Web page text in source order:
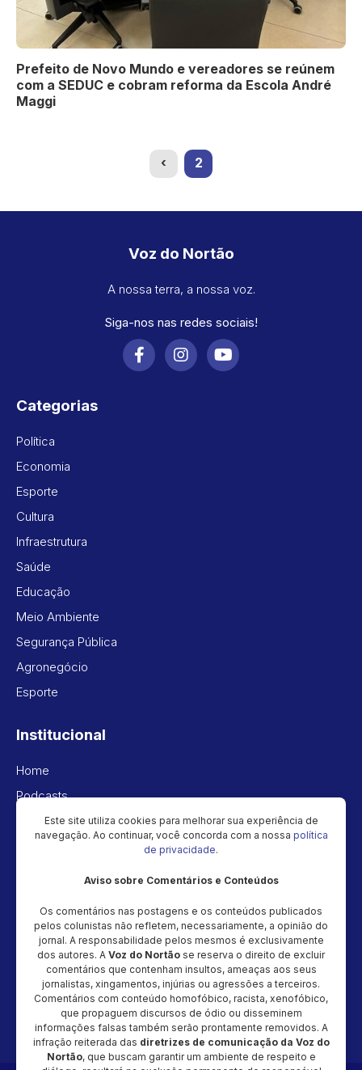
Prefeito de Novo Mundo e vereadores se reúnem
com a SEDUC e cobram reforma da Escola André
Maggi
‹ 2(current)
Voz do Nortão
A nossa terra, a nossa voz.
Siga-nos nas redes sociais!
Categorias
Política
Economia
Esporte
Cultura
Infraestrutura
Saúde
Educação
Meio Ambiente
Segurança Pública
Agronegócio
Esporte
Institucional
Home
Podcasts
Vídeos
Política de privacidade
Newsletter
Cadastre seu e-mail e receba as novidades!
Cadastrar
Este site utiliza cookies para melhorar sua experiência de
navegação. Ao continuar, você concorda com a nossa política
de privacidade.
Aviso sobre Comentários e Conteúdos
Os comentários nas postagens e os conteúdos publicados
pelos colunistas não refletem, necessariamente, a opinião do
jornal. A responsabilidade pelos mesmos é exclusivamente
dos autores. A Voz do Nortão se reserva o direito de excluir
comentários que contenham insultos, ameaças aos seus
jornalistas, xingamentos, injúrias ou agressões a terceiros.
Comentários com conteúdo homofóbico, racista, xenofóbico,
que propaguem discursos de ódio ou disseminem
informações falsas também serão prontamente removidos. A
infração reiterada das diretrizes de comunicação da Voz do
Nortão, que buscam garantir um ambiente de respeito e